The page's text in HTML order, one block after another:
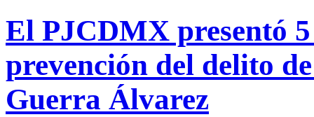
El PJCDMX presentó
prevención del delito
Guerra Álvarez